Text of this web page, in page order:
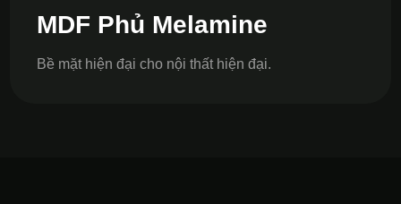
MDF Phủ Melamine
Bề mặt hiện đại cho nội thất hiện đại.